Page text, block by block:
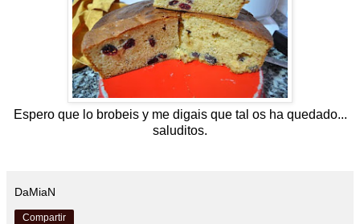
Espero que lo brobeis y me digais que tal os ha quedado...
saluditos.
DaMiaN
Compartir